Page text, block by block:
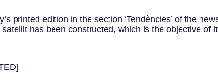
printed edition in the section ‘Tendències’ of the
has been constructed, which is the objective of